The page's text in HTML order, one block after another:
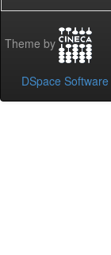
Theme by
DSpace Software